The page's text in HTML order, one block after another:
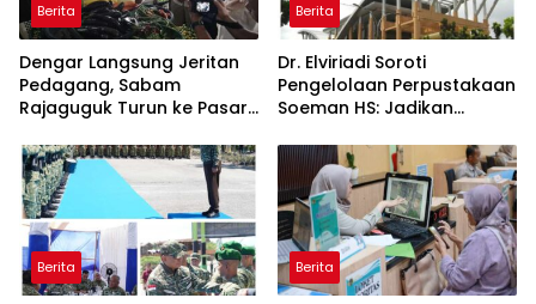
Berita
Dengar Langsung Jeritan
Pedagang, Sabam
Rajaguguk Turun ke Pasar
Berita
Dr. Elviriadi Soroti
Pengelolaan Perpustakaan
Soeman HS: Jadikan
Kawah Candradimuka
Intelektual
Berita Berita